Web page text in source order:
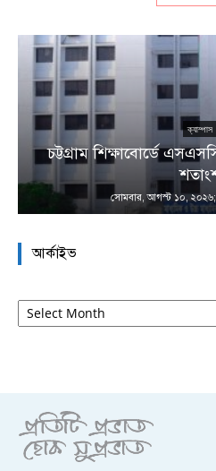
ক্যাম্পাস
চট্টগ্রাম শিক্ষাবোর্ডে
সোমবার, আগস্ট ১০, ২০২৬;
আর্কাইভ
আর্কাইভ